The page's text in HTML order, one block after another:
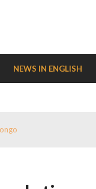
NEWS IN ENGLISH